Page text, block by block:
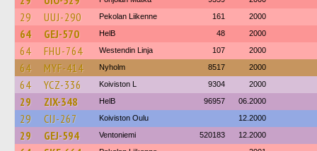
29 UUJ-290 Pekolan Liikenne 161 2000
64 GEJ-570 HelB 48 2000
64 FHU-764 Westendin Linja 107 2000
64 MYF-414 Nyholm 8517 2000
64 YCZ-336 Koiviston L 9304 2000
29 ZIX-348 HelB 96957 06.2000
29 CIJ-267 Koiviston Oulu 12.2000
29 GEJ-594 Ventoniemi 520183 12.2000